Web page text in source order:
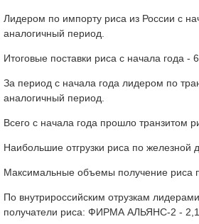
Лидером по импорту риса из России с
аналогичный период.
Итоговые поставки риса с начала года
За период с начала года лидером по
аналогичный период.
Всего с начала года прошло транзитом
Наибольшие отгрузки риса по железной
Максимальные объемы получение риса
По внутрироссийским отрузкам
получатели риса: ФИРМА АЛЬЯНС-2 -